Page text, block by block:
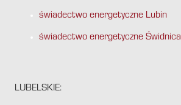
świadectwo energetyczne Lubin
świadectwo energetyczne Świdnica
LUBELSKIE: